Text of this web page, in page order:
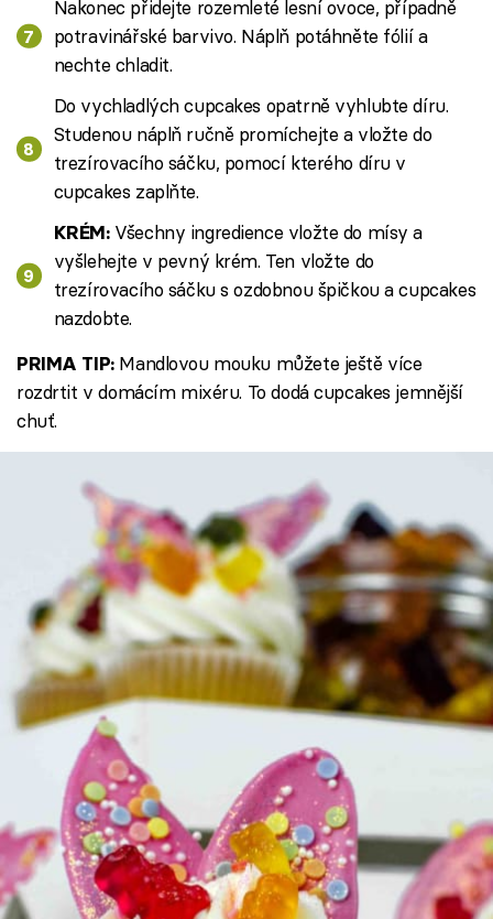
Nakonec přidejte rozemleté lesní ovoce, případně
potravinářské barvivo. Náplň potáhněte fólií a
nechte chladit.
Do vychladlých cupcakes opatrně vyhlubte díru.
Studenou náplň ručně promíchejte a vložte do
trezírovacího sáčku, pomocí kterého díru v
cupcakes zaplňte.
KRÉM:Všechny ingredience vložte do mísy a
vyšlehejte v pevný krém. Ten vložte do
trezírovacího sáčku s ozdobnou špičkou a cupcakes
nazdobte.
PRIMA TIP:Mandlovou mouku můžete ještě více
rozdrtit v domácím mixéru. To dodá cupcakes jemnější
chuť.